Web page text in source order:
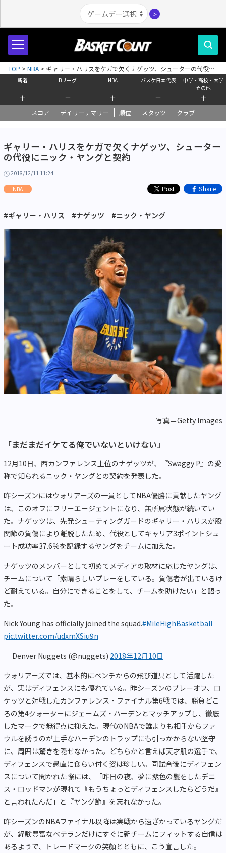
＞
新着
＋
Bリーグ
＋
NBA
＋
バスケ日本代表
＋
中学・高校・大学
その他
＋
スコア デイリーサマリー 順位 スタッツ クラブ
TOP > NBA > ギャリー・ハリスをケガで欠くナゲッツ、シューターの代役に
ニック・ヤングと契約
ギャリー・ハリスをケガで欠くナゲッツ、シューター
の代役にニック・ヤングと契約
2018/12/11 11:24
NBA Share
#ギャリー・ハリス #ナゲッツ #ニック・ヤング
写真＝Getty Images
「まだまだイケてる俺でいないといけない」
12月10日、西カンファレンス上位のナゲッツが、『Swaggy P』の愛
称で知られるニック・ヤングとの契約を発表した。
昨シーズンにはウォリアーズの一員としてNBA優勝に貢献したヤング
は、このオフにフリーエージェントになり、無所属状態が続いてい
た。ナゲッツは、先発シューティングガードのギャリー・ハリスが股
関節の負傷により離脱したため、代役としてキャリア3ポイントシュ
ート成功率37.6％を記録するヤングをチームに加えた。
ナゲッツのメンバーとして初めてメディアの取材に応じたヤングは、
チームについて「素晴らしいプレーをしている。負傷者が出ているけ
ど耐えている。自分にできることをして、チームを助けたい」と語っ
た。
Nick Young has officially joined the squad.#MileHighBasketball
pic.twitter.com/udxmXSiu9n
— Denver Nuggets (@nuggets) 2018年12月10日
ウォリアーズでは、基本的にベンチからの飛び道具として活躍した
が、実はディフェンスにも優れている。昨シーズンのプレーオフ、ロ
ケッツと対戦したカンファレンス・ファイナル第6戦では、勝負どこ
ろの第4クォーターにジェームズ・ハーデンとマッチアップし、徹底
したマークで無得点に抑えた。現代のNBAで誰よりも相手からファ
ウルを誘うのが上手なハーデンのトラップにも引っかからない堅守
に、周囲は驚きを隠せなかった。どちらかと言えば天才肌の選手で、
ディフェンスで愚直に食らい付く姿は珍しい。同試合後にディフェン
スについて聞かれた際には、「昨日の夜、夢に紫色の髪をしたデニ
ス・ロッドマンが現れて『もうちょっとディフェンスしたらどうだ』
と言われたんだ」と『ヤング節』を忘れなかった。
昨シーズンのNBAファイナル以降は実戦から遠ざかっているヤングだ
が、経験豊富なベテランだけにすぐに新チームにフィットする自信は
あるようで、トレードマークの笑顔とともに、こう宣言した。